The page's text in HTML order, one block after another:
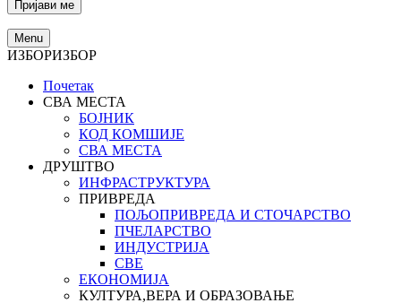
Menu
ИЗБОРИЗБОР
Почетак
СВА МЕСТА
БОЈНИК
КОД КОМШИЈЕ
СВА МЕСТА
ДРУШТВО
ИНФРАСТРУКТУРА
ПРИВРЕДА
ПОЉОПРИВРЕДА И СТОЧАРСТВО
ПЧЕЛАРСТВО
ИНДУСТРИЈА
СВЕ
ЕКОНОМИЈА
КУЛТУРА,ВЕРА И ОБРАЗОВАЊЕ